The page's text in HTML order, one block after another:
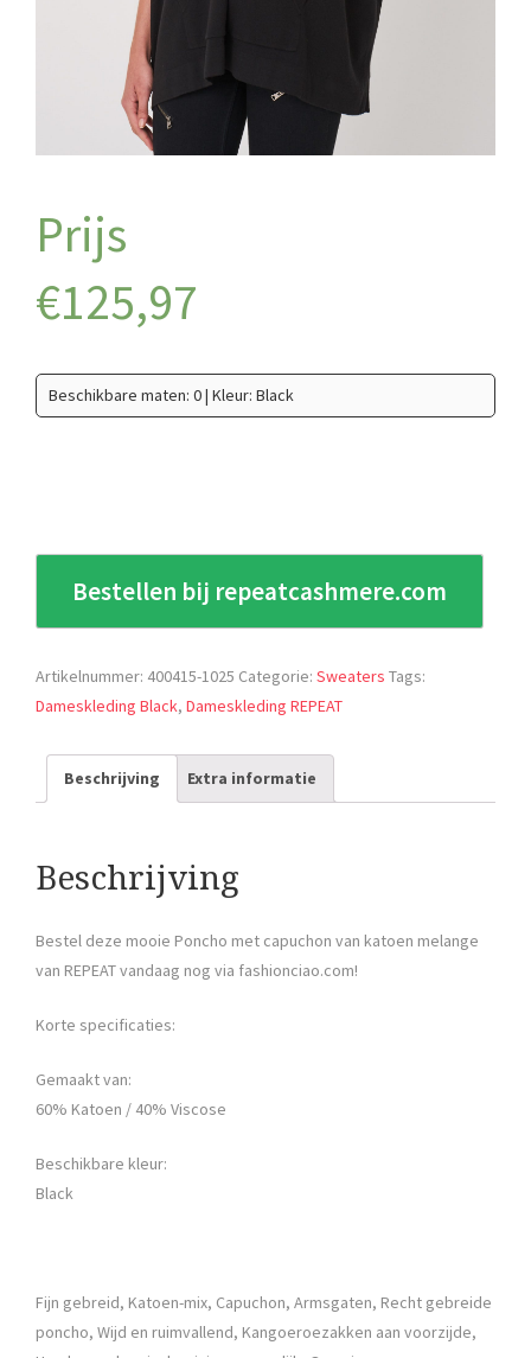
€125,97
Beschikbare maten: 0 | Kleur: Black
Bestellen bij repeatcashmere.com
Artikelnummer: 400415-1025 Categorie: Sweaters Tags:
Dameskleding Black, Dameskleding REPEAT
Beschrijving Extra informatie
Beschrijving
Bestel deze mooie Poncho met capuchon van katoen melange
van REPEAT vandaag nog via fashionciao.com!
Korte specificaties:
Gemaakt van:
60% Katoen / 40% Viscose
Beschikbare kleur:
Black
Fijn gebreid, Katoen-mix, Capuchon, Armsgaten, Recht gebreide
poncho, Wijd en ruimvallend, Kangoeroezakken aan voorzijde,